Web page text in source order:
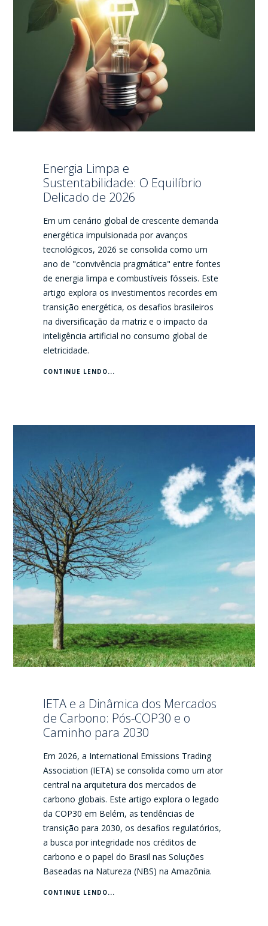
Energia Limpa e
Sustentabilidade: O Equilíbrio
Delicado de 2026
Em um cenário global de crescente demanda
energética impulsionada por avanços
tecnológicos, 2026 se consolida como um
ano de "convivência pragmática" entre fontes
de energia limpa e combustíveis fósseis. Este
artigo explora os investimentos recordes em
transição energética, os desafios brasileiros
na diversificação da matriz e o impacto da
inteligência artificial no consumo global de
eletricidade.
CONTINUE LENDO...
IETA e a Dinâmica dos Mercados
de Carbono: Pós-COP30 e o
Caminho para 2030
Em 2026, a International Emissions Trading
Association (IETA) se consolida como um ator
central na arquitetura dos mercados de
carbono globais. Este artigo explora o legado
da COP30 em Belém, as tendências de
transição para 2030, os desafios regulatórios,
a busca por integridade nos créditos de
carbono e o papel do Brasil nas Soluções
Baseadas na Natureza (NBS) na Amazônia.
CONTINUE LENDO...